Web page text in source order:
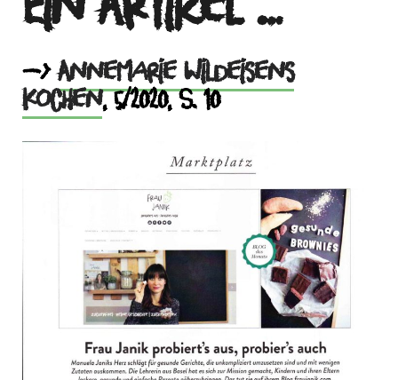
–>Annemarie Wildeisens
Kochen, 5/2020, S. 10